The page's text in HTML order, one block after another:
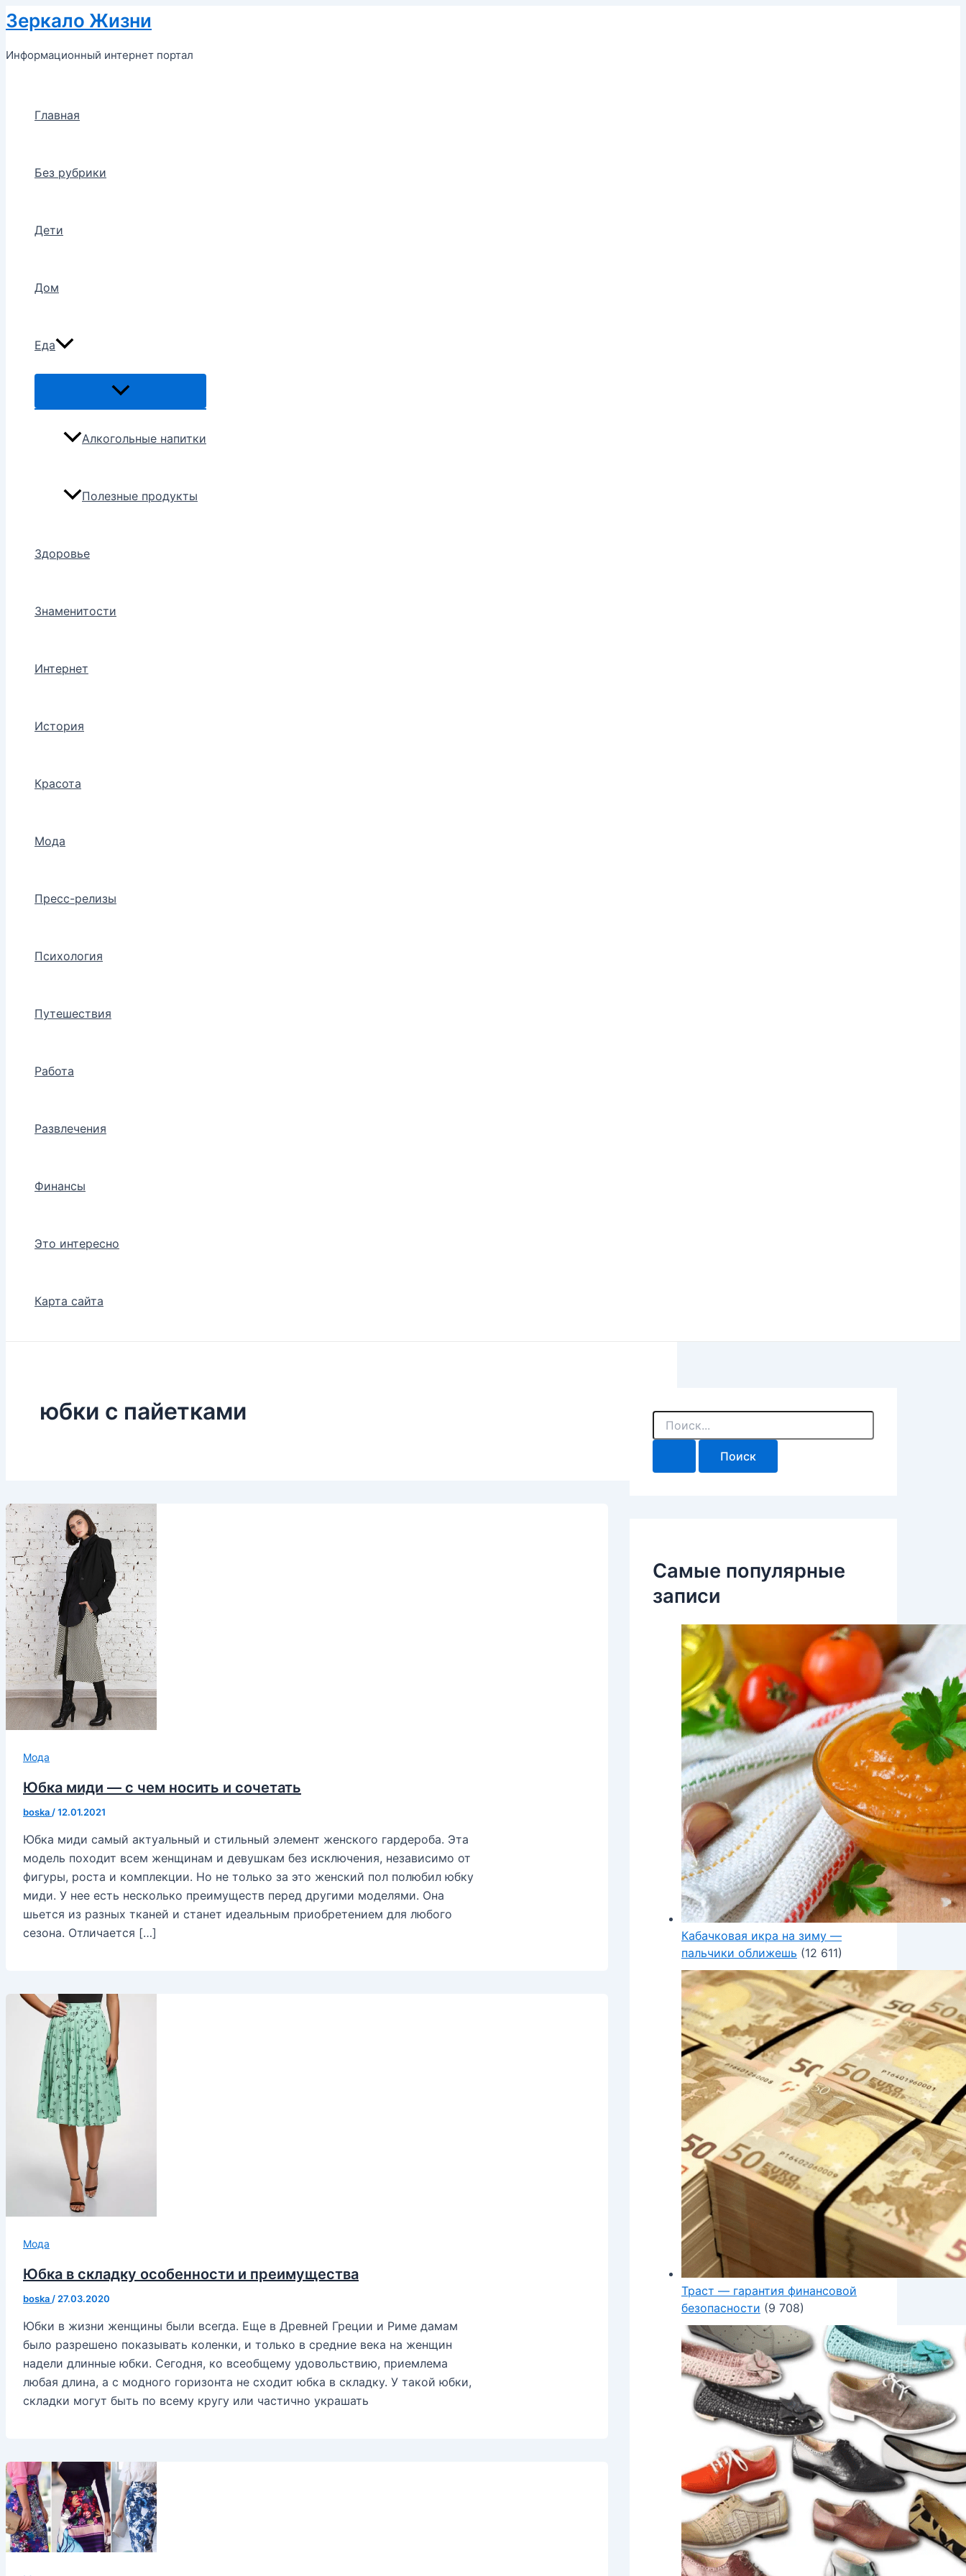
Перейти
к
содержимому
Зеркало Жизни
Информационный интернет портал
Главная
Без рубрики
Дети
Дом
Еда
Переключатель
Алкогольные напитки
Полезные продукты
Здоровье
Знаменитости
Интернет
История
Красота
Мода
Пресс-релизы
Психология
Путешествия
Работа
Развлечения
Финансы
Это интересно
Карта сайта
юбки с пайетками
Мода
Юбка миди — с чем носить и сочетать
boska /12.01.2021
Юбка миди самый актуальный и стильный элемент женского гардероба. Эта
модель походит всем женщинам и девушкам без исключения, независимо от
фигуры, роста и комплекции. Но не только за это женский пол полюбил юбку
миди. У нее есть несколько преимуществ перед другими моделями. Она
шьется из разных тканей и станет идеальным приобретением для любого
сезона. Отличается […]
Мода
Юбка в складку особенности и преимущества
boska / 27.03.2020
Юбки в жизни женщины были всегда. Еще в Древней Греции и Риме дамам
было разрешено показывать коленки, и только в средние века на женщин
надели длинные юбки. Сегодня, ко всеобщему удовольствию, приемлема
любая длина, а с модного горизонта не сходит юбка в складку. У такой юбки,
складки могут быть по всему кругу или частично украшать
П
и
к
Самые популярные
записи
Кабачковая икра на зиму —
пальчики оближешь (12 611)
Траст — гарантия финансовой
безопасности (9 708)